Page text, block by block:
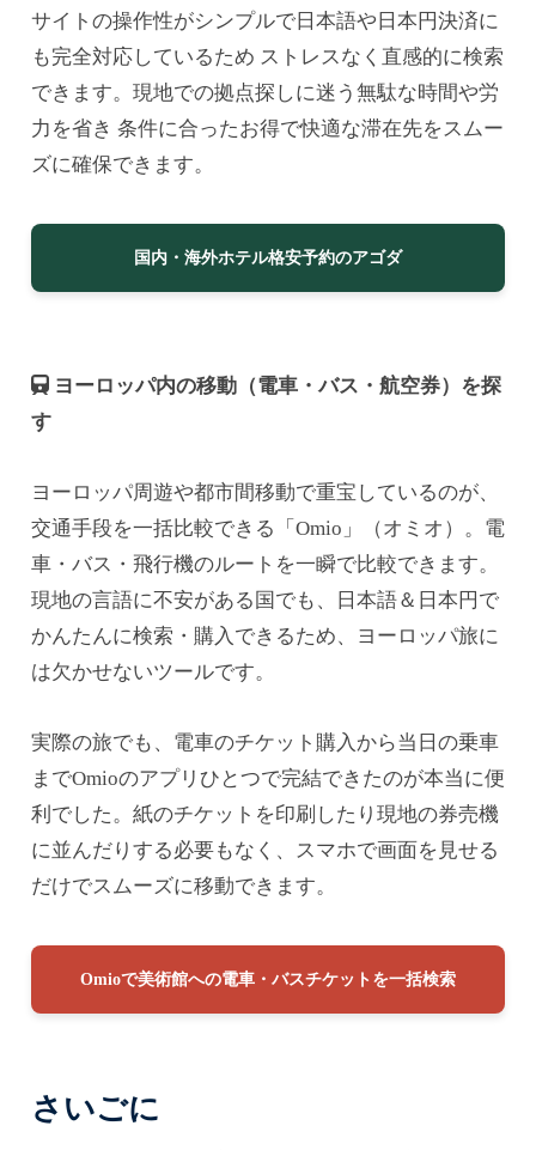
サイトの操作性がシンプルで日本語や日本円決済に
も完全対応しているため ストレスなく直感的に検索
できます。現地での拠点探しに迷う無駄な時間や労
力を省き 条件に合ったお得で快適な滞在先をスムー
ズに確保できます。
国内・海外ホテル格安予約のアゴダ
ヨーロッパ内の移動（電車・バス・航空券）を探
す
ヨーロッパ周遊や都市間移動で重宝しているのが、
交通手段を一括比較できる「Omio」（オミオ）。電
車・バス・飛行機のルートを一瞬で比較できます。
現地の言語に不安がある国でも、日本語＆日本円で
かんたんに検索・購入できるため、ヨーロッパ旅に
は欠かせないツールです。
実際の旅でも、電車のチケット購入から当日の乗車
までOmioのアプリひとつで完結できたのが本当に便
利でした。紙のチケットを印刷したり現地の券売機
に並んだりする必要もなく、スマホで画面を見せる
だけでスムーズに移動できます。
Omioで美術館への電車・バスチケットを一括検索
さいごに